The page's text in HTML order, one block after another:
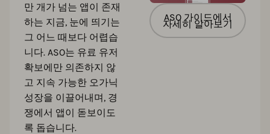
만 개가 넘는 앱이 존재
하는 지금, 눈에 띄기는
그 어느 때보다 어렵습
니다. ASO는 유료 유저
확보에만 의존하지 않
고 지속 가능한 오가닉
성장을 이끌어내며, 경
쟁에서 앱이 돋보이도
록 돕습니다.
ASO 가이드에서
자세히 알아보기